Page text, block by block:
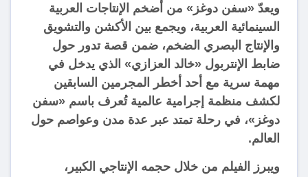
ويعدّ «سفن دوغز» من أضخم الإنتاجات العربية
السينمائية العربية، ويجمع بين الأكشن والتشويق
والإنتاج البصري الضخم، ضمن قصة تدور حول
ضابط الإنتربول «خالد العزازي» الذي يدخل في
مهمة سرية مع أحد أخطر المجرمين السابقين
لكشف منظمة إجرامية عالمية تُعرف باسم «سفن
دوغز»، في رحلة تمتد عبر عدة مدن وعواصم حول
العالم.
ويبرز الفيلم من خلال حجمه الإنتاجي الكبير،